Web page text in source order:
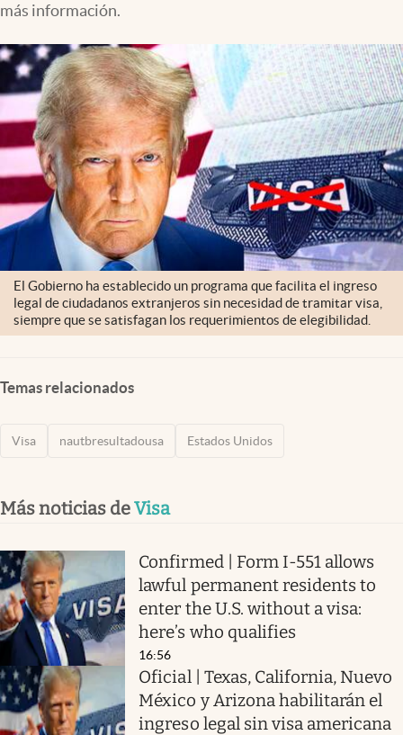
Lifestyle
USA
más información.
El Gobierno ha establecido un programa que facilita el ingreso
legal de ciudadanos extranjeros sin necesidad de tramitar visa,
siempre que se satisfagan los requerimientos de elegibilidad.
Temas relacionados
Visa nautbresultadousa Estados Unidos
Más noticias deVisa
Confirmed | Form I-551 allows
lawful permanent residents to
enter the U.S. without a visa:
here’s who qualifies
16:56
Oficial | Texas, California, Nuevo
México y Arizona habilitarán el
ingreso legal sin visa americana